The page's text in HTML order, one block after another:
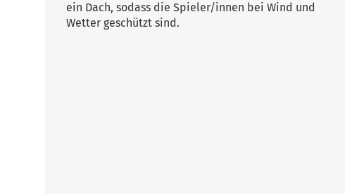
ein Dach, sodass die Spieler/innen bei Wind und
Wetter geschützt sind.